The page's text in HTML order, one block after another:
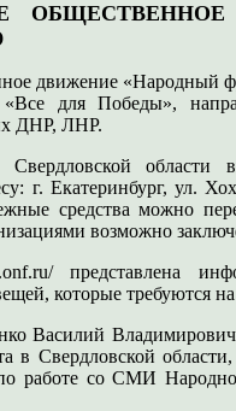
движение «Народный
для Победы»,
ДНР, ЛНР.
области
г. Екатеринбург, ул.
средства можно
возможно
представлена
которые требуются
Василий
в Свердловской
работе со СМИ